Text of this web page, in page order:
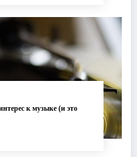
к музыке (и это